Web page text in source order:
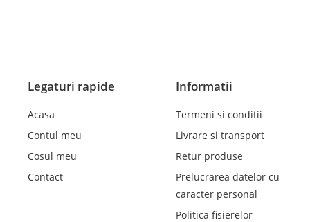
Legaturi rapide
Acasa
Contul meu
Cosul meu
Contact
Informatii
Termeni si conditii
Livrare si transport
Retur produse
Prelucrarea datelor cu
caracter personal
Politica fisierelor